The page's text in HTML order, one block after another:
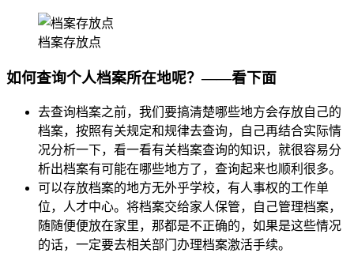
档案存放点
如何查询个人档案所在地呢？——看下面
去查询档案之前，我们要搞清楚哪些地方会存放自己的
档案，按照有关规定和规律去查询，自己再结合实际情
况分析一下，看一看有关档案查询的知识，就很容易分
析出档案有可能在哪些地方了，查询起来也顺利很多。
可以存放档案的地方无外乎学校，有人事权的工作单
位，人才中心。将档案交给家人保管，自己管理档案，
随随便便放在家里，那都是不正确的，如果是这些情况
的话，一定要去相关部门办理档案激活手续。